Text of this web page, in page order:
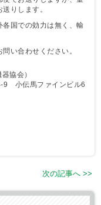
りします。
各国での効力は無く、輸
い合わせください。
協会）
9 小伝馬ファインビル6
次の記事へ >>